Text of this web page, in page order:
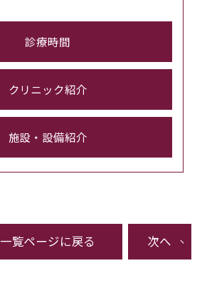
診療時間
クリニック紹介
施設・設備紹介
一覧ページに戻る 次へ